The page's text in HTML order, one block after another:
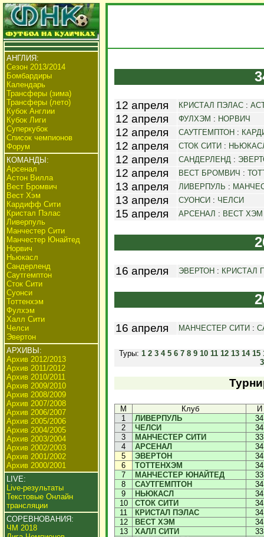
АНГЛИЯ:
Сезон 2013/2014
Бомбардиры
Календарь
Трансферы (зима)
Трансферы (лето)
Кубок Англии
Кубок Лиги
Суперкубок
Список чемпионов
Форум
КОМАНДЫ:
Арсенал
Астон Вилла
Вест Бромвич
Вест Хэм
Кардифф Сити
Кристал Пэлас
Ливерпуль
Манчестер Сити
Манчестер Юнайтед
Норвич
Ньюкасл
Сандерленд
Саутгемптон
Сток Сити
Суонси
Тоттенхэм
Фулхэм
Халл Сити
Челси
Эвертон
АРХИВЫ:
Архив 2012/2013
Архив 2011/2012
Архив 2010/2011
Архив 2009/2010
Архив 2008/2009
Архив 2007/2008
Архив 2006/2007
Архив 2005/2006
Архив 2004/2005
Архив 2003/2004
Архив 2002/2003
Архив 2001/2002
Архив 2000/2001
LIVE:
Live-результаты
Текстовые Онлайн
трансляции
СОРЕВНОВАНИЯ:
ЧМ 2018
12 апреля КРИСТАЛ ПЭЛАС :
12 апреля ФУЛХЭМ : НОРВИЧ
12 апреля САУТГЕМПТОН :
12 апреля СТОК СИТИ :
12 апреля САНДЕРЛЕНД :
12 апреля ВЕСТ БРОМВИЧ :
13 апреля ЛИВЕРПУЛЬ :
13 апреля СУОНСИ : ЧЕЛСИ
15 апреля АРСЕНАЛ : ВЕСТ ХЭМ
16 апреля ЭВЕРТОН : КРИСТАЛ
16 апреля МАНЧЕСТЕР СИТИ :
Туры: 1 2 3 4 5 6 7 8 9 10 11 12 13 14 15
М Клуб
И
1
ЛИВЕРПУЛЬ
34
2
ЧЕЛСИ
34
3
МАНЧЕСТЕР СИТИ
33
4
АРСЕНАЛ
34
5
ЭВЕРТОН
34
6
ТОТТЕНХЭМ
34
7
МАНЧЕСТЕР ЮНАЙТЕД
33
8
САУТГЕМПТОН
34
9
НЬЮКАСЛ
34
10
СТОК СИТИ
34
11
КРИСТАЛ ПЭЛАС
34
12
ВЕСТ ХЭМ
34
13
ХАЛЛ СИТИ
33